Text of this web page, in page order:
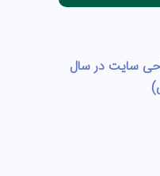
سایت در سال